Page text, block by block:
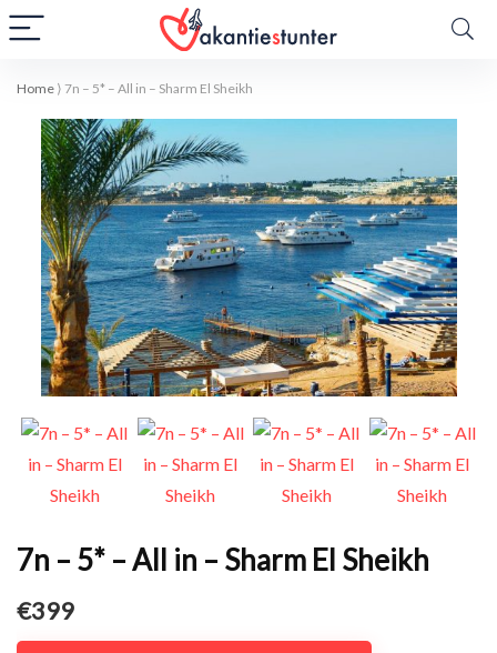
Home ⟩ 7n – 5* – All in – Sharm El Sheikh
7n – 5* – All in – Sharm El Sheikh
€399